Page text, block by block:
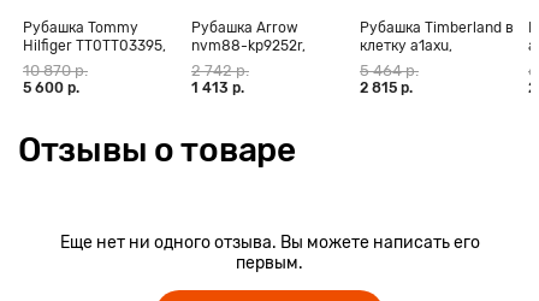
Рубашка Tommy
Hilfiger TT0TT03395,
голубой, 38
10 870 р.
5 600 р.
Рубашка Arrow
nvm88-kp9252r,
голубой
2 742 р.
1 413 р.
Рубашка Timberland в
клетку a1axu,
мультиколор
5 464 р.
2 815 р. 2
Отзывы о товаре
Еще нет ни одного отзыва. Вы можете написать его
первым.